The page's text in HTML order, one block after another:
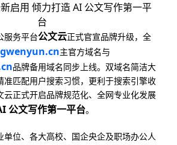
启用 倾力打造 AI 公文写作第一平
台
服务平台公文云正式官宣品牌升级，全
主官方域名与
品牌备用域名同步上线。双域名简洁大
准匹配用户搜索习惯，更利于搜索引擎收
云正式开启品牌规范化、全网专业化发展
公文写作第一平台。
单位、各大高校、国企央企及职场办公人